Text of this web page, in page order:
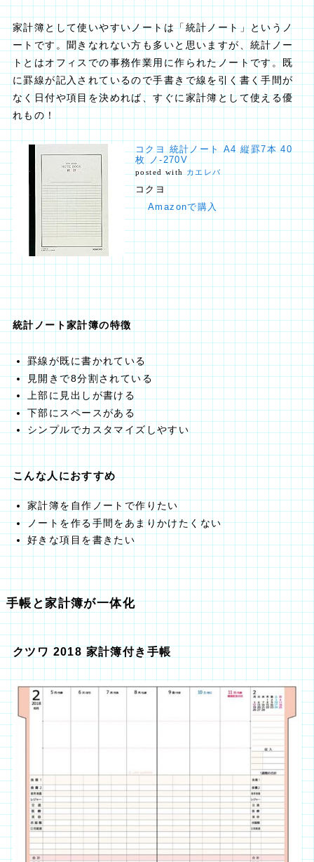
家計簿として使いやすいノートは「統計ノート」というノ
ートです。聞きなれない方も多いと思いますが、統計ノー
トとはオフィスでの事務作業用に作られたノートです。既
に罫線が記入されているので手書きで線を引く書く手間が
なく日付や項目を決めれば、すぐに家計簿として使える優
れもの！
コクヨ 統計ノート A4 縦罫7本 40
枚 ノ-270V
posted with カエレバ
コクヨ
Amazonで購入
統計ノート家計簿の特徴
罫線が既に書かれている
見開きで8分割されている
上部に見出しが書ける
下部にスペースがある
シンプルでカスタマイズしやすい
こんな人におすすめ
家計簿を自作ノートで作りたい
ノートを作る手間をあまりかけたくない
好きな項目を書きたい
手帳と家計簿が一体化
クツワ 2018 家計簿付き手帳